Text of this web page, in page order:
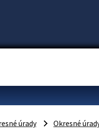
úrady Okresné